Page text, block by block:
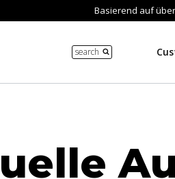
Basierend auf
search